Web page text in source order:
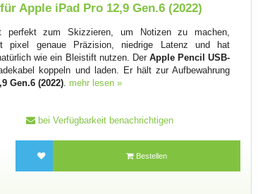
Apple iPad Pro 12,9 Gen.6 (2022)
perfekt zum Skizzieren, um Notizen zu machen,
pixel genaue Präzision, niedrige Latenz und hat
wie ein Bleistift nutzen. Der Apple Pencil USB-
koppeln und laden. Er hält zur Aufbewahrung
Gen.6 (2022) mehr lesen »
bei Verfügbarkeit benachrichtigen
Bestellen